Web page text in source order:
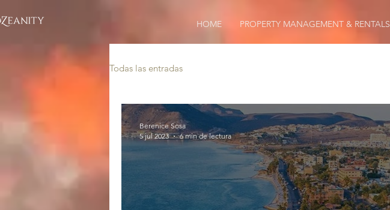
HOME PROPERTY MANAGEMENT & RENTALS
Todas las entradas
Berenice Sosa
5 jul 2023
6 min de lectura